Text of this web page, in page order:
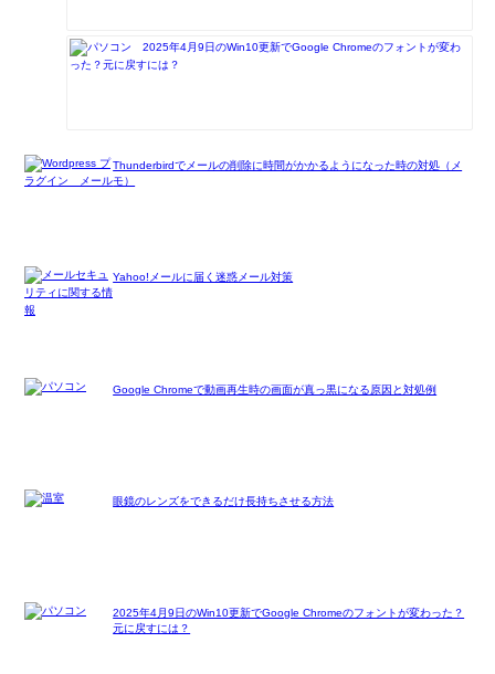
2025年4月9日のWin10更新でGoogle Chromeのフォントが変わ
った？元に戻すには？
Thunderbirdでメールの削除に時間がかかるようになった時の対処（メ
モ）
Yahoo!メールに届く迷惑メール対策
Google Chromeで動画再生時の画面が真っ黒になる原因と対処例
眼鏡のレンズをできるだけ長持ちさせる方法
2025年4月9日のWin10更新でGoogle Chromeのフォントが変わった？
元に戻すには？